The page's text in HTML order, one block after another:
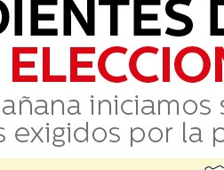
DESDE 1991
penitenciario desde 1991 fue
Se trata de Carlos Mauric
penitenciario desde 1991
Se trata de Carlos